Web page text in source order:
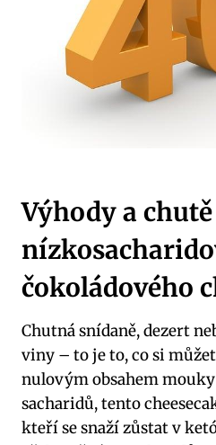
Výhody a
čokoládového⁢
Chutná‍ snídaně, dezert
viny – to⁢ je to, co si
nulovým obsahem
sacharidů,‌ tento
kteří se snaží⁢ zůstat v